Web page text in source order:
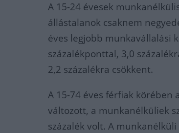
A 15-24 évesek
állástalanok csaknem
éves legjobb munkavállalási
százalékponttal, 3,0
2,2 százalékra csökkent.
A 15-74 éves férfiak körében
változott, a munkanélküliek
százalék volt. A